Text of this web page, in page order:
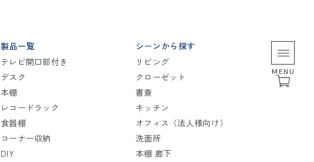
製品一覧
テレビ開口部付き
デスク
本棚
レコードラック
食器棚
コーナー収納
DIY
シーンから探す
リビング
クローゼット
書斎
キッチン
オフィス（法人様向け）
洗面所
本棚 廊下
MENU